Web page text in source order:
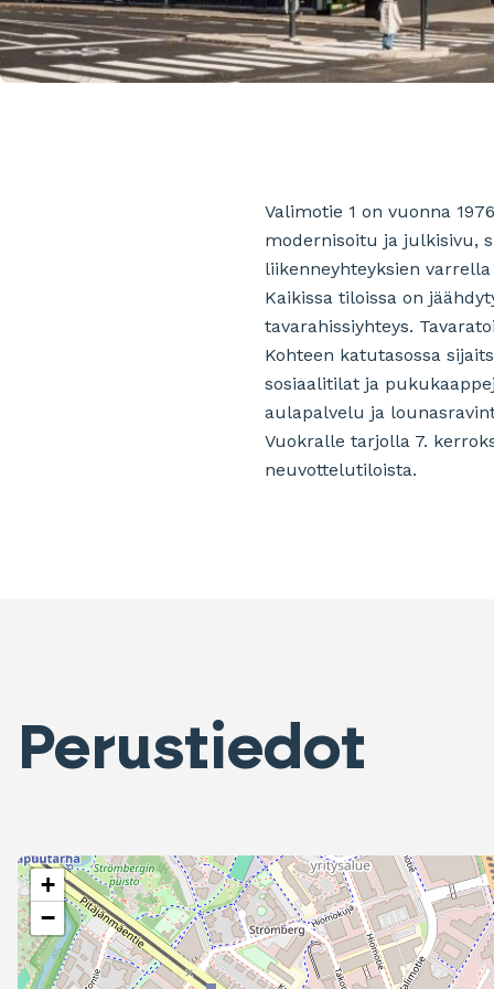
Valimotie 1 on vuonna
modernisoitu ja julkisivu,
liikenneyhteyksien
Kaikissa tiloissa on
tavarahissiyhteys.
Kohteen katutasossa
sosiaalitilat ja
aulapalvelu ja
Vuokralle tarjolla 7.
neuvottelutiloista.
Perustiedot
+
−